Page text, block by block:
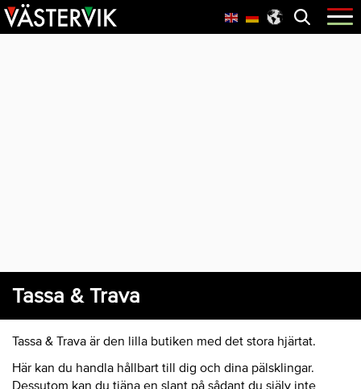
Hoppa
till
Skip
to
Hoppa
till
Öppna
menyn
Tassa & Trava
Tassa & Trava är den lilla butiken med det stora hjärtat.
Här kan du handla hållbart till dig och dina pälsklingar.
Dessutom kan du tjäna en slant på sådant du själv inte